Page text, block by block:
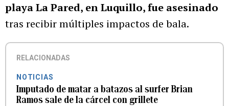
playa La Pared, en Luquillo, fue asesinado
tras recibir múltiples impactos de bala.
RELACIONADAS
NOTICIAS
Imputado de matar a batazos al surfer Brian
Ramos sale de la cárcel con grillete